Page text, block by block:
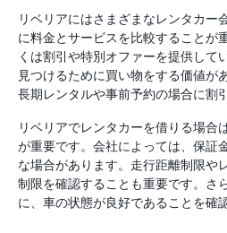
リベリアにはさまざまなレンタカー
に料金とサービスを比較することが
くは割引や特別オファーを提供して
見つけるために買い物をする価値が
長期レンタルや事前予約の場合に割
リベリアでレンタカーを借りる場合
が重要です。会社によっては、保証
な場合があります。走行距離制限や
制限を確認することも重要です。さ
に、車の状態が良好であることを確